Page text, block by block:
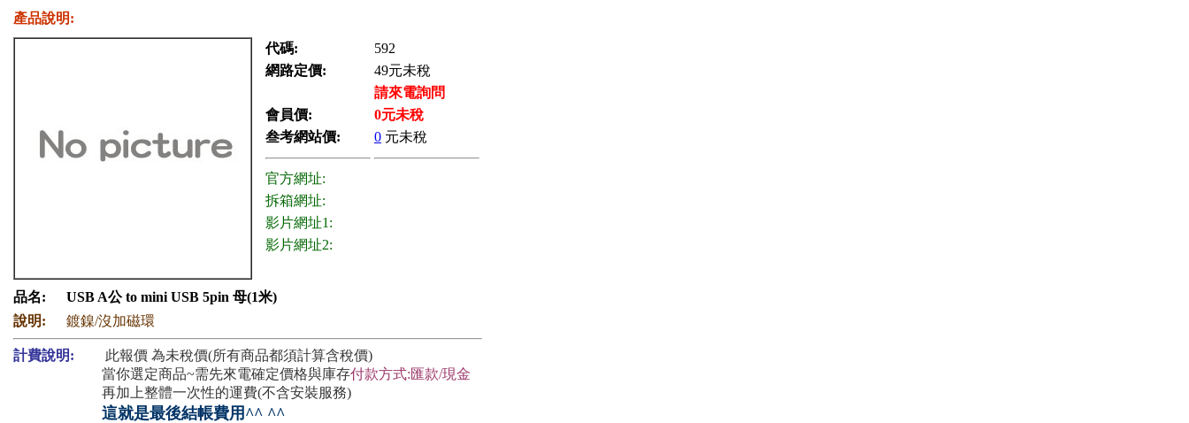
產品說明:
代碼:
592
網路定價:
49元未稅
請來電詢問
會員價:
0元未稅
叁考網站價:
0 元未稅
官方網址:
拆箱網址:
影片網址1:
影片網址2:
品名:
USB A公 to mini USB 5pin 母(1米)
說明:
鍍鎳/沒加磁環
計費說明:
此報價 為未稅價(所有商品都須計算含稅價)
當你選定商品~需先來電確定價格與庫存付款方式:匯款/現金
再加上整體一次性的運費(不含安裝服務)
這就是最後結帳費用^^ ^^